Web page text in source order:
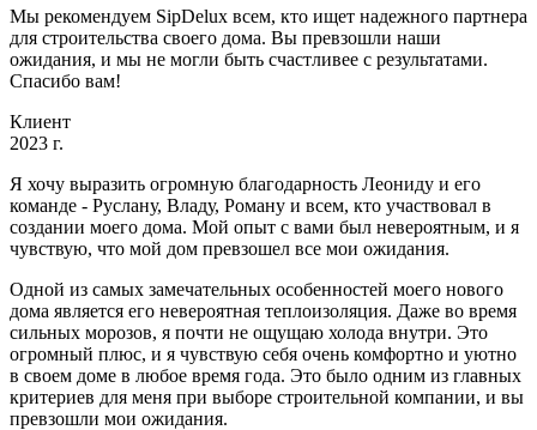
Мы рекомендуем SipDelux всем, кто ищет надежного партнера
для строительства своего дома. Вы превзошли наши
ожидания, и мы не могли быть счастливее с результатами.
Спасибо вам!
Клиент
2023 г.
Я хочу выразить огромную благодарность Леониду и его
команде - Руслану, Владу, Роману и всем, кто участвовал в
создании моего дома. Мой опыт с вами был невероятным, и я
чувствую, что мой дом превзошел все мои ожидания.
Одной из самых замечательных особенностей моего нового
дома является его невероятная теплоизоляция. Даже во время
сильных морозов, я почти не ощущаю холода внутри. Это
огромный плюс, и я чувствую себя очень комфортно и уютно
в своем доме в любое время года. Это было одним из главных
критериев для меня при выборе строительной компании, и вы
превзошли мои ожидания.